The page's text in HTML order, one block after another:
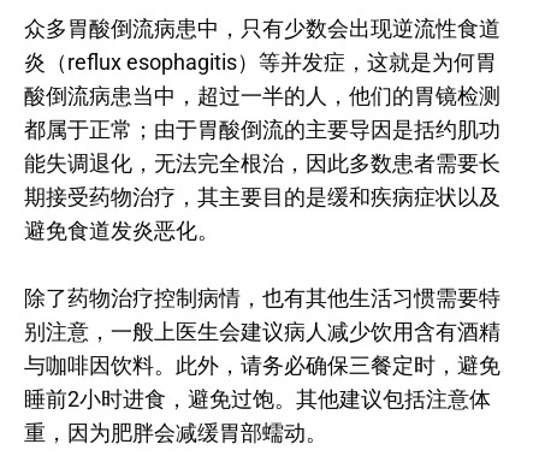
众多胃酸倒流病患中，只有少数会出现逆流性食道
炎（reflux esophagitis）等并发症，这就是为何胃
酸倒流病患当中，超过一半的人，他们的胃镜检测
都属于正常；由于胃酸倒流的主要导因是括约肌功
能失调退化，无法完全根治，因此多数患者需要长
期接受药物治疗，其主要目的是缓和疾病症状以及
避免食道发炎恶化。
除了药物治疗控制病情，也有其他生活习惯需要特
别注意，一般上医生会建议病人减少饮用含有酒精
与咖啡因饮料。此外，请务必确保三餐定时，避免
睡前2小时进食，避免过饱。其他建议包括注意体
重，因为肥胖会减缓胃部蠕动。